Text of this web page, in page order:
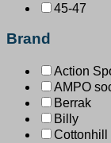
45-47
Brand
Action
AMPO
Berrak
Billy
Cottonhill